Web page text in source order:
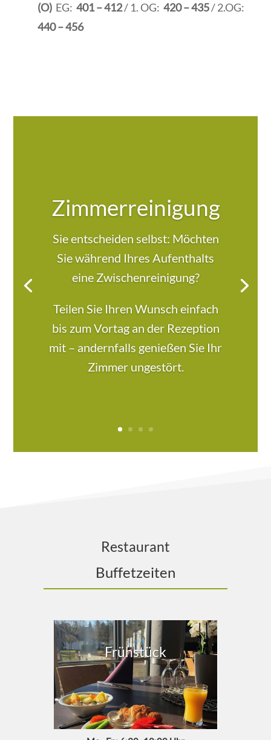
(O) EG:401 – 412/ 1. OG:420 – 435/ 2.OG:
440 – 456
Zimmerreinigung
Sie entscheiden selbst: Möchten
Sie während Ihres Aufenthalts
eine Zwischenreinigung?
Teilen Sie Ihren Wunsch einfach
bis zum Vortag an der Rezeption
mit – andernfalls genießen Sie Ihr
Zimmer ungestört.
Restaurant
Buffetzeiten
Frühstück